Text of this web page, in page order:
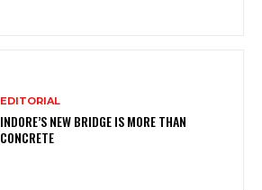
EDITORIAL
INDORE’S NEW BRIDGE IS MORE THAN
CONCRETE